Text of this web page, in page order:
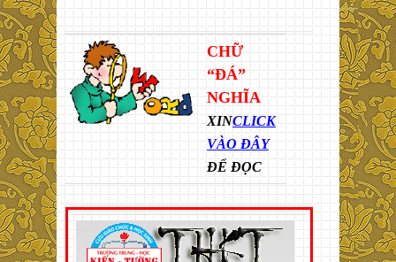
CHỮ
“ĐÁ”
NGHĨA
XINCLICK
VÀO ĐÂY
ĐỂ ĐỌC